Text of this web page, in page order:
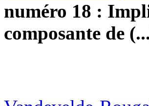
numéro 18 :
composante de